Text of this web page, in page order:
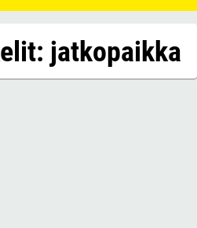
jatkopaikka